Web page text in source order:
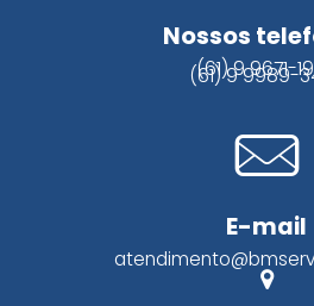
Nossos
(61) 9 9671-
(61) 9 9989-
E-mail